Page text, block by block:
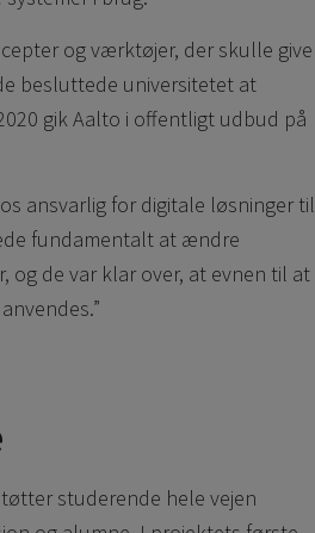
og værktøjer, der skulle give
besluttede universitetet at
gik Aalto i offentligt udbud på
ansvarlig for digitale løsninger til
fundamentalt at ændre
og de var klar over, at evnen til at
studerende hele vejen